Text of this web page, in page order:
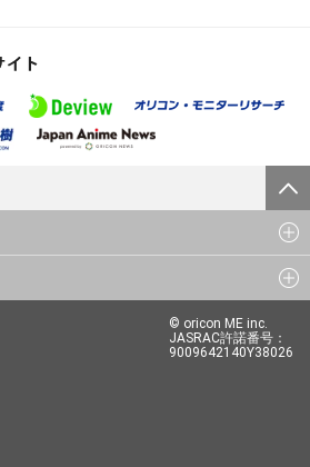
© oricon ME inc.
JASRAC許諾番号：
9009642140Y38026